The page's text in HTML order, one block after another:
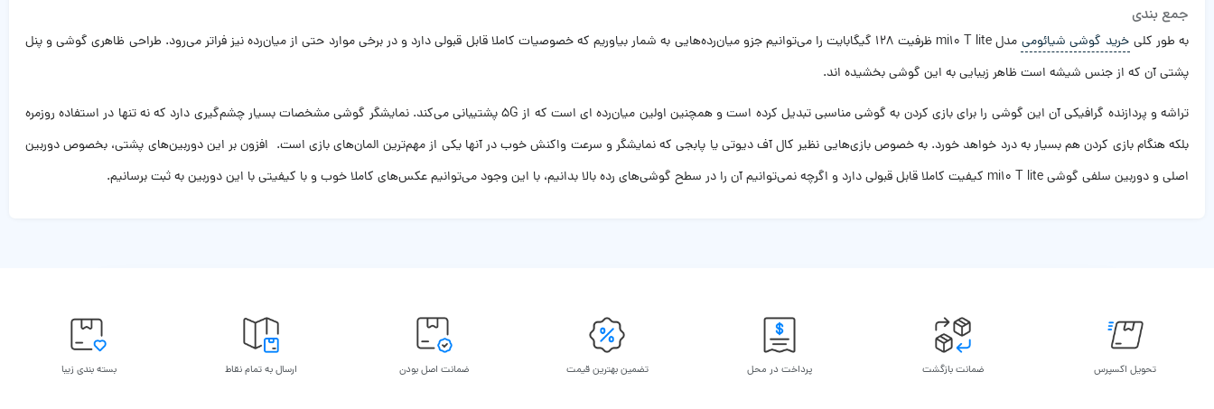
جمع بندی
به طور کلی خرید گوشی شیائومی
مدل mi10 T lite ظرفیت 128 گیگابایت را می‌توانیم جزو میان‌رده‌هایی به شمار بیاوریم که خصوصیات کاملا قابل قبولی دارد و در برخی موارد حتی از میان‌رده نیز فراتر می‌رود. طراحی ظاهری گوشی و پنل
پشتی آن که از جنس شیشه است ظاهر زیبایی به این گوشی بخشیده اند.
تراشه و پردازنده گرافیکی آن این گوشی را برای بازی کردن به گوشی مناسبی تبدیل کرده است و همچنین اولین میان‌رده ای است که از 5G پشتیبانی می‌کند. نمایشگر گوشی مشخصات بسیار چشم‌گیری دارد که نه تنها در استفاده روزمره
بلکه هنگام بازی کردن هم بسیار به درد خواهد خورد. به خصوص بازی‌هایی نظیر کال آف دیوتی یا پابجی که نمایشگر و سرعت واکنش خوب در آنها یکی از مهم‌ترین المان‌های بازی است. افزون بر این دوربین‌های پشتی، بخصوص دوربین
اصلی و دوربین سلفی گوشی mi10 T lite کیفیت کاملا قابل قبولی دارد و اگرچه نمی‌توانیم آن را در سطح گوشی‌های رده بالا بدانیم، با این وجود می‌توانیم عکس‌های کاملا خوب و با کیفیتی با این دوربین به ثبت برسانیم.
تحویل اکسپرس ضمانت بازگشت پرداخت در محل تضمین بهترین قیمت ضمانت اصل بودن ارسال به تمام نقاط بسته بندی زیبا